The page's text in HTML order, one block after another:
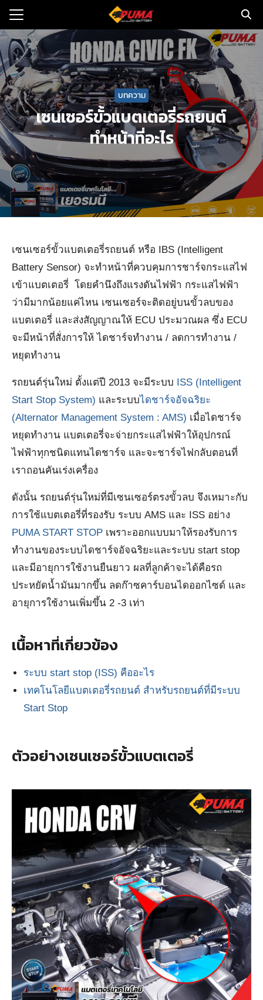
content
ก
อรี่รถยนต์
มและข่าว
จำหน่าย
บเรา
Search
for:
บทความ
เซนเซอร์ขั้วแบตเตอรี่รถยนต์
ทำหน้าที่อะไร
เซนเซอร์ขั้วแบตเตอรี่รถยนต์ หรือ IBS (Intelligent
Battery Sensor) จะทำหน้าที่ควบคุมการชาร์จกระแสไฟ
เข้าแบตเตอรี่ โดยคำนึงถึงแรงดันไฟฟ้า กระแสไฟฟ้า
ว่ามีมากน้อยแค่ไหน เซนเซอร์จะติดอยู่บนขั้วลบของ
แบตเตอรี่ และส่งสัญญาณให้ ECU ประมวณผล ซึ่ง ECU
จะมีหน้าที่สั่งการให้ ไดชาร์จทำงาน / ลดการทำงาน /
หยุดทำงาน
รถยนต์รุ่นใหม่ ตั้งแต่ปี 2013 จะมีระบบ ISS (Intelligent
Start Stop System) และระบบไดชาร์จอัจฉริยะ
(Alternator Management System : AMS) เมื่อไดชาร์จ
หยุดทำงาน แบตเตอรี่จะจ่ายกระแสไฟฟ้าให้อุปกรณ์
ไฟฟ้าทุกชนิดแทนไดชาร์จ และจะชาร์จไฟกลับตอนที่
เราถอนคันเร่งเครื่อง
ดังนั้น รถยนต์รุ่นใหม่ที่มีเซนเซอร์ตรงขั้วลบ จึงเหมาะกับ
การใช้แบตเตอรี่ที่รองรับ ระบบ AMS และ ISS อย่าง
PUMA START STOP เพราะออกแบบมาให้รองรับการ
ทำงานของระบบไดชาร์จอัจฉริยะและระบบ start stop
และมีอายุการใช้งานยืนยาว ผลที่ลูกค้าจะได้คือรถ
ประหยัดน้ำมันมากขึ้น ลดก๊าซคาร์บอนไดออกไซด์ และ
อายุการใช้งานเพิ่มขึ้น 2 -3 เท่า
เนื้อหาที่เกี่ยวข้อง
ระบบ start stop (ISS) คืออะไร
เทคโนโลยีแบตเตอรี่รถยนต์ สำหรับรถยนต์ที่มีระบบ
Start Stop
ตัวอย่างเซนเซอร์ขั้วแบตเตอรี่